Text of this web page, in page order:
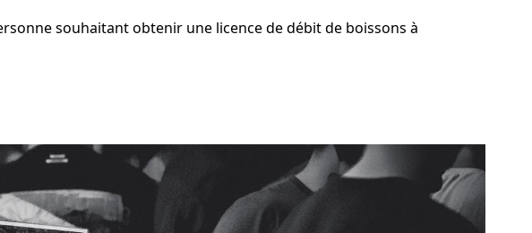
souhaitant obtenir une licence de débit de boissons à